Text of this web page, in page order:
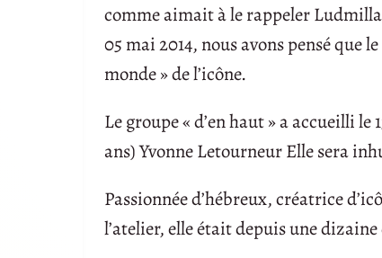
comme aimait à le rappeler
05 mai 2014, nous avons pensé que
monde » de l’icône.
Le groupe « d’en haut » a accueilli
ans) Yvonne Letourneur Elle sera
Passionnée d’hébreux, créatrice
l’atelier, elle était depuis une